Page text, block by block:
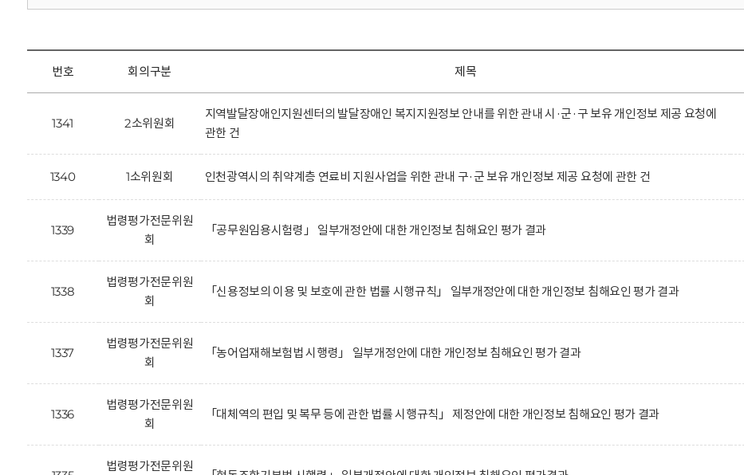
번호 회의구분 제목
1341 2소위원회
지역발달장애인지원센터의 발달장애인 복지지원정보 안내를 위한 관내 시·군·구 보유 개인정보 제공 요청에
관한 건
1340 1소위원회 인천광역시의 취약계층 연료비 지원사업을 위한 관내 구·군 보유 개인정보 제공 요청에 관한 건
1339
법령평가전문위원
회
「공무원임용시험령」 일부개정안에 대한 개인정보 침해요인 평가 결과
1338
법령평가전문위원
회
「신용정보의 이용 및 보호에 관한 법률 시행규칙」 일부개정안에 대한 개인정보 침해요인 평가 결과
1337
법령평가전문위원
회
「농어업재해보험법 시행령」 일부개정안에 대한 개인정보 침해요인 평가 결과
1336
법령평가전문위원
회
「대체역의 편입 및 복무 등에 관한 법률 시행규칙」 제정안에 대한 개인정보 침해요인 평가 결과
법령평가전문위원